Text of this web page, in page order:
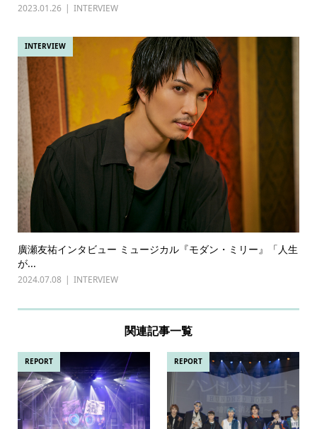
2023.01.26 INTERVIEW
INTERVIEW
廣瀬友祐インタビュー ミュージカル『モダン・ミリー』「人生
が...
2024.07.08 INTERVIEW
関連記事一覧
REPORT REPORT